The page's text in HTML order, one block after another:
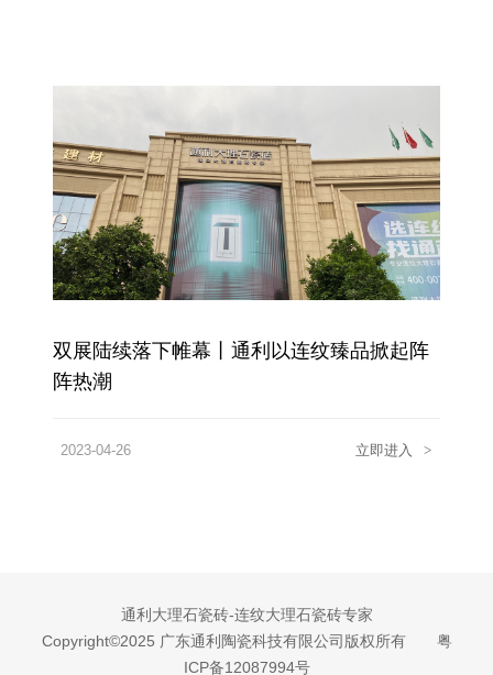
双展陆续落下帷幕丨通利以连纹臻品掀起阵
阵热潮
2023-04-26 立即进入 >
通利大理石瓷砖-连纹大理石瓷砖专家
Copyright©2025 广东通利陶瓷科技有限公司版权所有
粤
ICP备12087994号